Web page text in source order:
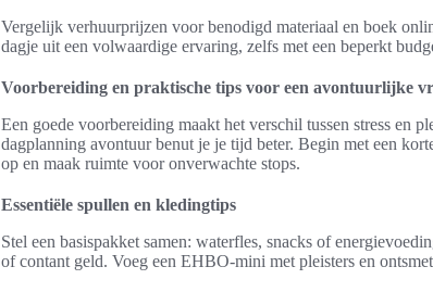
Vergelijk verhuurprijzen voor benodigd materiaal en boek
dagje uit een volwaardige ervaring, zelfs met een beperkt
Voorbereiding en praktische tips voor een avontuurlijke
Een goede voorbereiding maakt het verschil tussen stress en
dagplanning avontuur benut je je tijd beter. Begin met een
op en maak ruimte voor onverwachte stops.
Essentiële spullen en kledingtips
Stel een basispakket samen: waterfles, snacks of
of contant geld. Voeg een EHBO-mini met pleisters en